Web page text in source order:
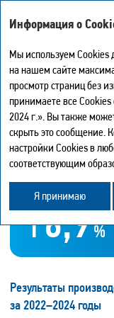
Мой отчет
Печать страницы
Скачать в PDF
Центр загрузки
История
Карта сайта
Поделиться
Обратная связь
ОСНОВНЫЕ
По итогам работы
услуг по
24
Это на 1 568 млн
↑6,9%
Результаты
за 2022–2024 годы
Информация о
Мы используем Cookies
на нашем сайте
просмотр страниц без
принимаете все
2024 г.». Вы также
скрыть это сообщение.
настройки Cookies в
соответствующим
Я принимаю